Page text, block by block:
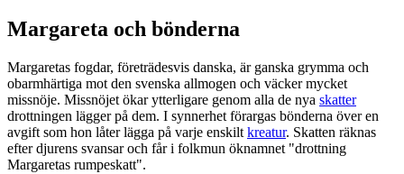
Margareta och bönderna
Margaretas fogdar, företrädesvis danska, är ganska grymma och
obarmhärtiga mot den svenska allmogen och väcker mycket
missnöje. Missnöjet ökar ytterligare genom alla de nya skatter
drottningen lägger på dem. I synnerhet förargas bönderna över en
avgift som hon låter lägga på varje enskilt kreatur. Skatten räknas
efter djurens svansar och får i folkmun öknamnet "drottning
Margaretas rumpeskatt".